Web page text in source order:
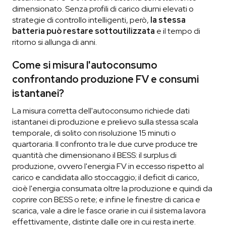
dimensionato. Senza profili di carico diurni elevati o
strategie di controllo intelligenti, però, la stessa
batteria può restare sottoutilizzata e il tempo di
ritorno si allunga di anni.
Come si misura l'autoconsumo
confrontando produzione FV e consumi
istantanei?
La misura corretta dell'autoconsumo richiede dati
istantanei di produzione e prelievo sulla stessa scala
temporale, di solito con risoluzione 15 minuti o
quartoraria. Il confronto tra le due curve produce tre
quantità che dimensionano il BESS: il surplus di
produzione, ovvero l'energia FV in eccesso rispetto al
carico e candidata allo stoccaggio; il deficit di carico,
cioè l'energia consumata oltre la produzione e quindi da
coprire con BESS o rete; e infine le finestre di carica e
scarica, vale a dire le fasce orarie in cui il sistema lavora
effettivamente, distinte dalle ore in cui resta inerte.